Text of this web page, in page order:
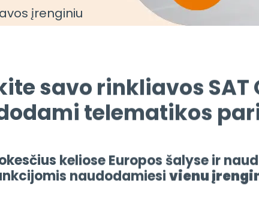
įrenginiu
savo rinkliavos SAT
telematikos
keliose Europos šalyse ir
naudodamiesivienu